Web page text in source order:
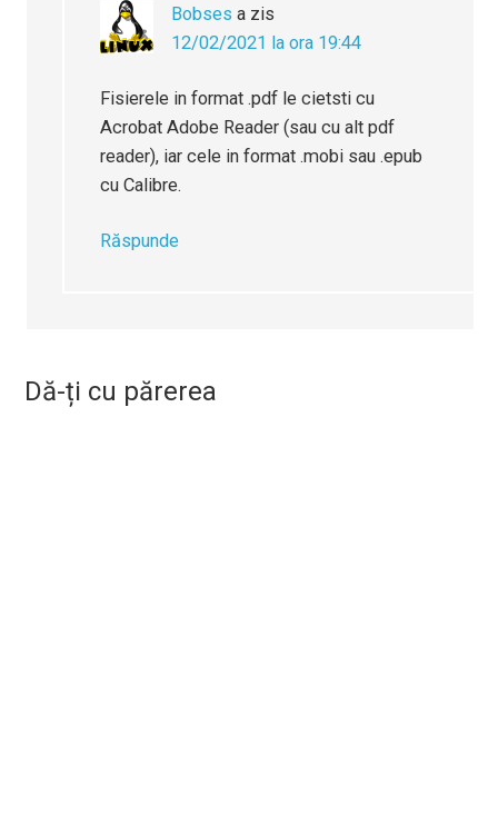
Bobses a zis
12/02/2021 la ora 19:44
Fisierele in format .pdf le cietsti cu
Acrobat Adobe Reader (sau cu alt pdf
reader), iar cele in format .mobi sau .epub
cu Calibre.
Răspunde
Dă-ți cu părerea